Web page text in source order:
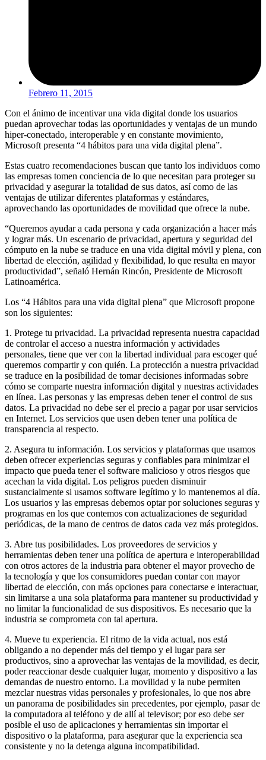
Febrero 11, 2015
Con el ánimo de incentivar una vida digital donde los usuarios
puedan aprovechar todas las oportunidades y ventajas de un mundo
hiper-conectado, interoperable y en constante movimiento,
Microsoft presenta “4 hábitos para una vida digital plena”.
Estas cuatro recomendaciones buscan que tanto los individuos como
las empresas tomen conciencia de lo que necesitan para proteger su
privacidad y asegurar la totalidad de sus datos, así como de las
ventajas de utilizar diferentes plataformas y estándares,
aprovechando las oportunidades de movilidad que ofrece la nube.
“Queremos ayudar a cada persona y cada organización a hacer más
y lograr más. Un escenario de privacidad, apertura y seguridad del
cómputo en la nube se traduce en una vida digital móvil y plena, con
libertad de elección, agilidad y flexibilidad, lo que resulta en mayor
productividad”, señaló Hernán Rincón, Presidente de Microsoft
Latinoamérica.
Los “4 Hábitos para una vida digital plena” que Microsoft propone
son los siguientes:
1. Protege tu privacidad. La privacidad representa nuestra capacidad
de controlar el acceso a nuestra información y actividades
personales, tiene que ver con la libertad individual para escoger qué
queremos compartir y con quién. La protección a nuestra privacidad
se traduce en la posibilidad de tomar decisiones informadas sobre
cómo se comparte nuestra información digital y nuestras actividades
en línea. Las personas y las empresas deben tener el control de sus
datos. La privacidad no debe ser el precio a pagar por usar servicios
en Internet. Los servicios que usen deben tener una política de
transparencia al respecto.
2. Asegura tu información. Los servicios y plataformas que usamos
deben ofrecer experiencias seguras y confiables para minimizar el
impacto que pueda tener el software malicioso y otros riesgos que
acechan la vida digital. Los peligros pueden disminuir
sustancialmente si usamos software legítimo y lo mantenemos al día.
Los usuarios y las empresas debemos optar por soluciones seguras y
programas en los que contemos con actualizaciones de seguridad
periódicas, de la mano de centros de datos cada vez más protegidos.
3. Abre tus posibilidades. Los proveedores de servicios y
herramientas deben tener una política de apertura e interoperabilidad
con otros actores de la industria para obtener el mayor provecho de
la tecnología y que los consumidores puedan contar con mayor
libertad de elección, con más opciones para conectarse e interactuar,
sin limitarse a una sola plataforma para mantener su productividad y
no limitar la funcionalidad de sus dispositivos. Es necesario que la
industria se comprometa con tal apertura.
4. Mueve tu experiencia. El ritmo de la vida actual, nos está
obligando a no depender más del tiempo y el lugar para ser
productivos, sino a aprovechar las ventajas de la movilidad, es decir,
poder reaccionar desde cualquier lugar, momento y dispositivo a las
demandas de nuestro entorno. La movilidad y la nube permiten
mezclar nuestras vidas personales y profesionales, lo que nos abre
un panorama de posibilidades sin precedentes, por ejemplo, pasar de
la computadora al teléfono y de allí al televisor; por eso debe ser
posible el uso de aplicaciones y herramientas sin importar el
dispositivo o la plataforma, para asegurar que la experiencia sea
consistente y no la detenga alguna incompatibilidad.